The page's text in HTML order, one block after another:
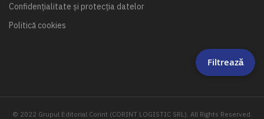
Confidențialitate și protecția datelor
Politică cookies
© 2022 Grupul Editorial Corint (CORINT LOGISTIC SRL). All Rights Reserved.
Filtrează